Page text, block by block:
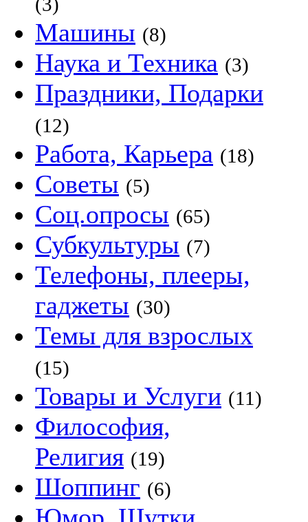
Машины (8)
Наука и Техника (3)
Праздники, Подарки
(12)
Работа, Карьера (18)
Советы (5)
Соц.опросы (65)
Субкультуры (7)
Телефоны, плееры,
гаджеты (30)
Темы для взрослых
(15)
Товары и Услуги (11)
Философия,
Религия (19)
Шоппинг (6)